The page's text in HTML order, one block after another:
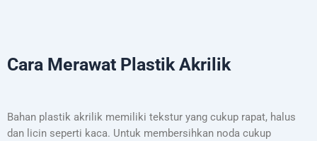
Cara Merawat Plastik Akrilik
Bahan plastik akrilik memiliki tekstur yang cukup rapat, halus
dan licin seperti kaca. Untuk membersihkan noda cukup